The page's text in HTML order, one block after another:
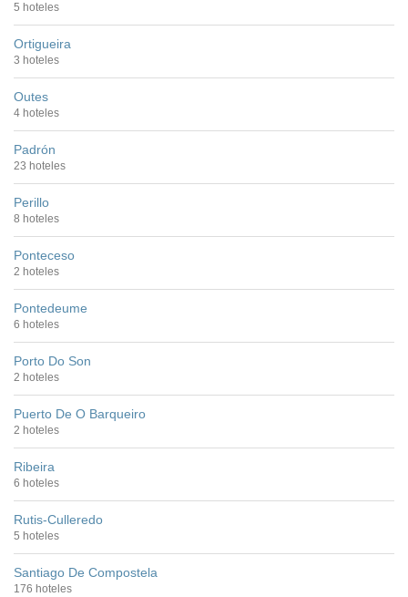
5 hoteles
Ortigueira
3 hoteles
Outes
4 hoteles
Padrón
23 hoteles
Perillo
8 hoteles
Ponteceso
2 hoteles
Pontedeume
6 hoteles
Porto Do Son
2 hoteles
Puerto De O Barqueiro
2 hoteles
Ribeira
6 hoteles
Rutis-Culleredo
5 hoteles
Santiago De Compostela
176 hoteles